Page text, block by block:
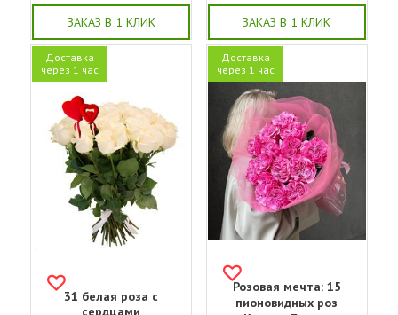
ЗАКАЗ В 1 КЛИК ЗАКАЗ В 1 КЛИК
Доставка
через 1 час
31 белая роза с
сердцами
Доставка
через 1 час
Розовая мечта: 15
пионовидных роз